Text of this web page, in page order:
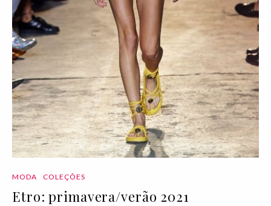
MODA COLEÇÕES
Etro: primavera/verão 2021